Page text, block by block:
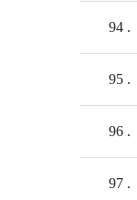
94
95
96
97